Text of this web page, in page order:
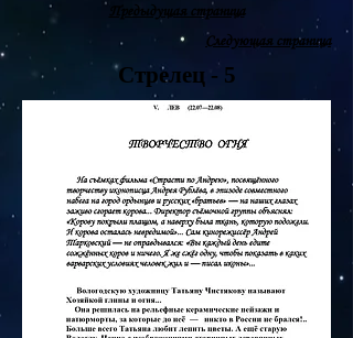
Предыдущая страница
Следующая страница
Стрелец - 5